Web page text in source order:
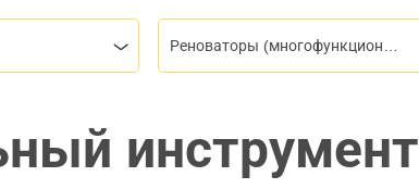
инструмент